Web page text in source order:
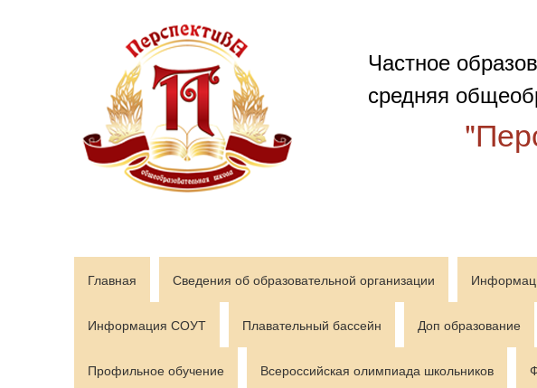
Частное
средняя
Главная Сведения об образовательной организации
Информация СОУТ Плавательный бассейн Доп образование
Профильное обучение Всероссийская олимпиада школьников